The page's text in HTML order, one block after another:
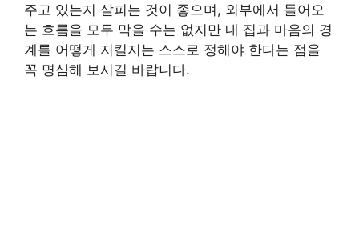
주고 있는지 살피는 것이 좋으며, 외부에서 들어오
는 흐름을 모두 막을 수는 없지만 내 집과 마음의 경
계를 어떻게 지킬지는 스스로 정해야 한다는 점을
꼭 명심해 보시길 바랍니다.